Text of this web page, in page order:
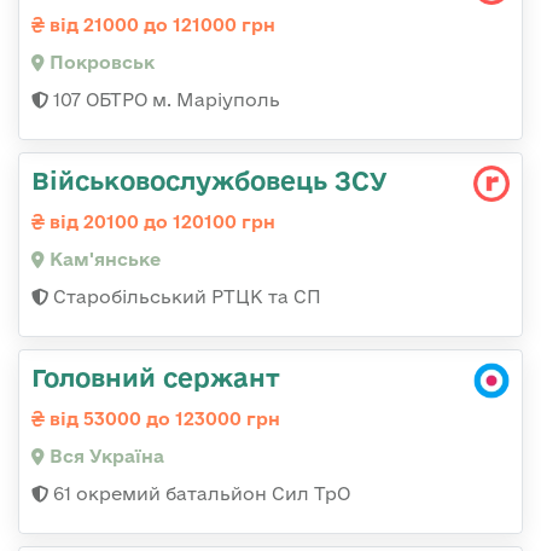
від 21000 до 121000 грн
Покровськ
107 ОБТРО м. Маріуполь
Військовослужбовець ЗСУ
від 20100 до 120100 грн
Кам'янське
Старобільський РТЦК та СП
Головний сержант
від 53000 до 123000 грн
Вся Україна
61 окремий батальйон Сил ТрО